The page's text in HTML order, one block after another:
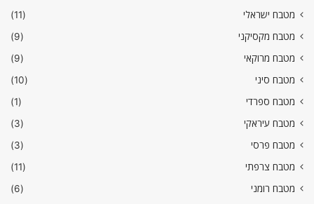
מטבח ישראלי
(11)
מטבח מקסיקני
(9)
מטבח מרוקאי
(9)
מטבח סיני
(10)
מטבח ספרדי
(1)
מטבח עיראקי
(3)
מטבח פרסי
(3)
מטבח צרפתי
(11)
מטבח רומני
(6)